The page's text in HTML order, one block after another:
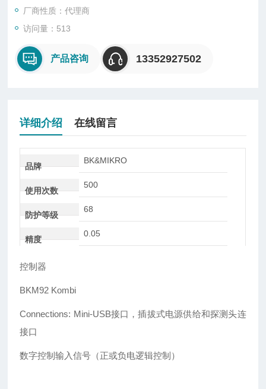
所有TK9探测头都是新型产品。
具刀尖的监控。
厂商性质：代理商
访问量：513
产品咨询 13352927502
详细介绍 在线留言
品牌
BK&MIKRO
使用次数
500
防护等级
68
精度
0.05
控制器
BKM92 Kombi
Connections: Mini-USB接口，插拔式电源供给和探测头连
接口
数字控制输入信号（正或负电逻辑控制）